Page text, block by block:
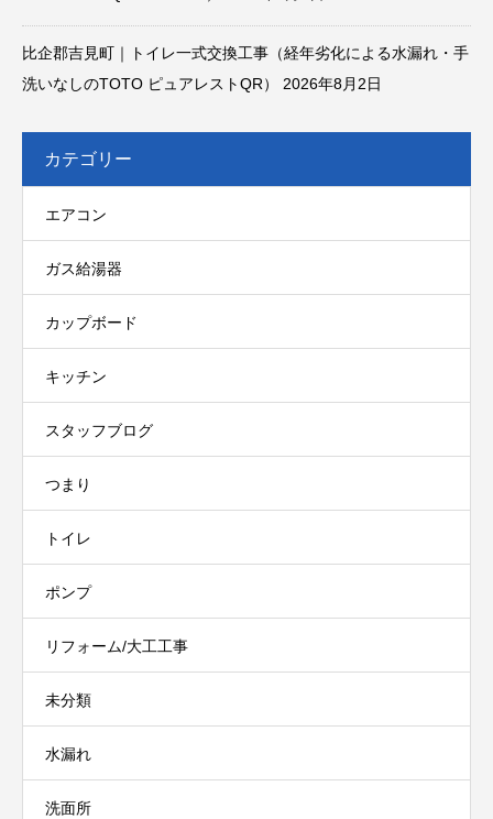
比企郡吉見町｜トイレ一式交換工事（経年劣化による水漏れ・手
洗いなしのTOTO ピュアレストQR）
2026年8月2日
カテゴリー
エアコン
ガス給湯器
カップボード
キッチン
スタッフブログ
つまり
トイレ
ポンプ
リフォーム/大工工事
未分類
水漏れ
洗面所